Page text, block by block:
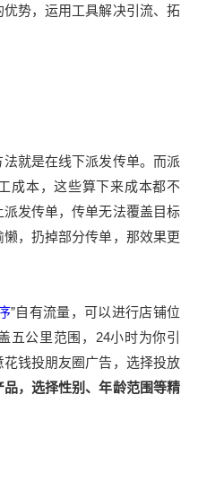
势，运用工具解决引流、拓
就是在线下派发传单。而派
成本，这些算下来成本都不
发传单，传单无法覆盖目标
，扔掉部分传单，那效果更
”自有流量，可以进行店铺位
五公里范围，24小时为你引
钱投朋友圈广告，选择投放
品，选择性别、年龄范围等精